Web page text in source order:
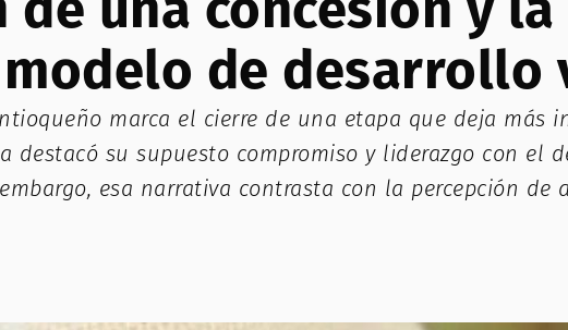
de desarrollo
marca el cierre de una etapa que deja más
destacó su supuesto compromiso y liderazgo con el
esa narrativa contrasta con la percepción de